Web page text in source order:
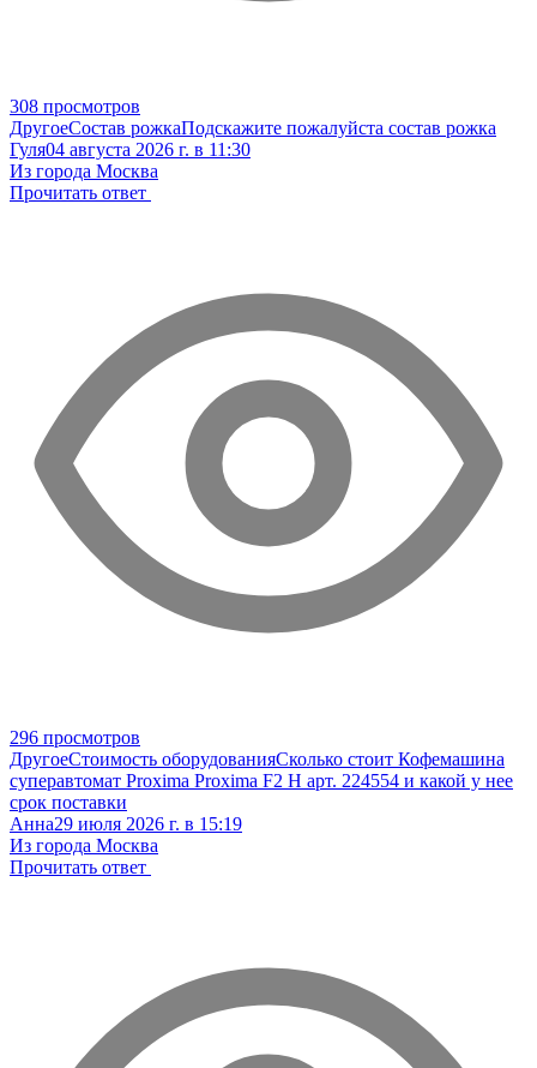
308 просмотров
ДругоеСостав рожкаПодскажите пожалуйста состав рожка
Гуля04 августа 2026 г. в 11:30
Из города Москва
Прочитать ответ
296 просмотров
ДругоеСтоимость оборудованияСколько стоит Кофемашина
суперавтомат Proxima Proxima F2 H арт. 224554 и какой у нее
срок поставки
Анна29 июля 2026 г. в 15:19
Из города Москва
Прочитать ответ